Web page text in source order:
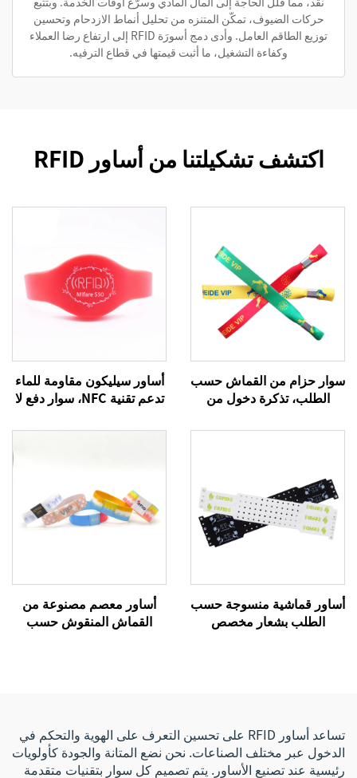
حركات الضيوف، تمكّن المتنزه من تحليل أنماط الازدحام وتحسين
توزيع الطاقم العامل. وأدى دمج أسورَة RFID إلى ارتفاع رضا العملاء
وكفاءة التشغيل، ما أثبت قيمتها في قطاع الترفيه.
اكتشف تشكيلتنا من أساور RFID
سوار حزام من القماش حسب
الطلب، تذكرة دخول من
يدوية منسوجة، سوار حريري
أساور سيليكون مقاومة للماء
تدعم تقنية NFC، سوار دفع لا
NTAG215 بنظام NFC
أساور قماشية منسوجة حسب
الطلب بشعار مخصص
أساور معصم مصنوعة من
القماش المنقوش حسب
تساعد أساور RFID على تحسين التعرف على الهوية والتحكم في
الدخول عبر مختلف الصناعات. نحن نضع المتانة والجودة كأولويات
رئيسية عند تصنيع الأساور. يتم تصميم كل سوار بتقنيات متقدمة